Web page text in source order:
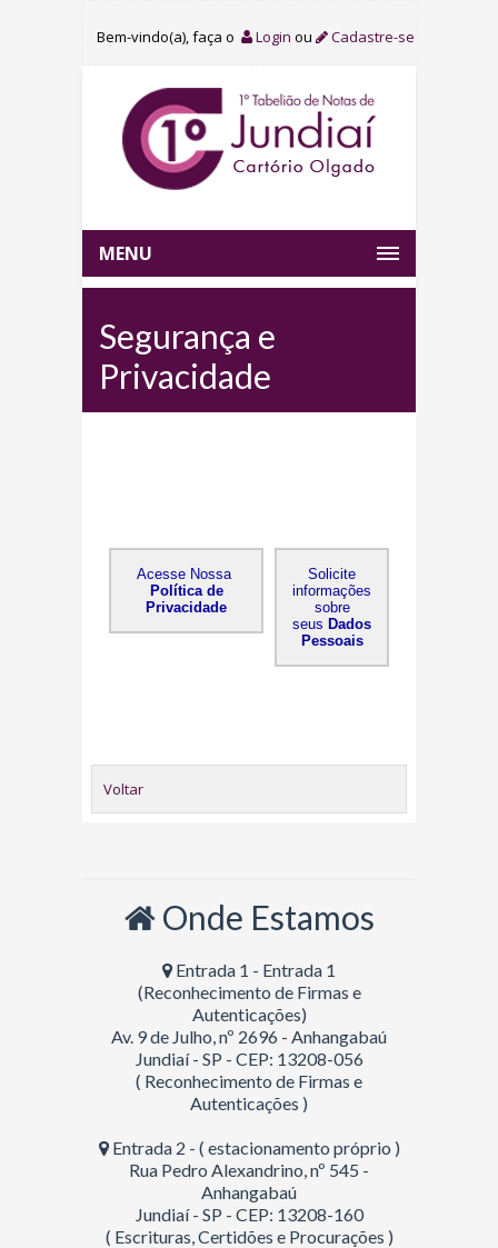
Bem-vindo(a), faça o Login ou Cadastre-se
MENU
Segurança e
Privacidade
Acesse Nossa
Política de
Privacidade
Solicite
informações
sobre
seus Dados
Pessoais
Voltar
Onde Estamos
Entrada 1 - Entrada 1
(Reconhecimento de Firmas e
Autenticações)
Av. 9 de Julho, nº 2696 - Anhangabaú
Jundiaí - SP - CEP: 13208-056
( Reconhecimento de Firmas e
Autenticações )
Entrada 2 - ( estacionamento próprio )
Rua Pedro Alexandrino, nº 545 -
Anhangabaú
Jundiaí - SP - CEP: 13208-160
( Escrituras, Certidões e Procurações )